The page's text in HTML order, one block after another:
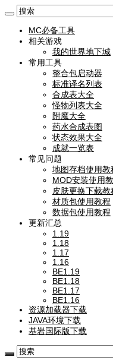
MC必备工具
相关游戏
我的世界地下城
常用工具
整合包启动器
标准译名列表
合成表大全
怪物列表大全
附魔大全
药水合成表图
状态效果大全
成就一览表
常见问题
地图存档使用教
MOD安装使用
皮肤更换下载教
材质包使用教程
数据包使用教程
更新汇总
1.19
1.18
1.17
1.16
BE1.19
BE1.18
BE1.17
BE1.16
资源加载器下载
JAVA环境下载
基岩国际版下载